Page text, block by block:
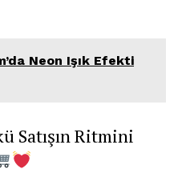
Neon Işık Efekti
Satışın Ritmini